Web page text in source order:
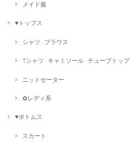
メイド服
♥トップス
シャツ · ブラウス
Tシャツ · キャミソール · チューブトップ
ニットセーター
✿レディ系
♥ボトムス
スカート